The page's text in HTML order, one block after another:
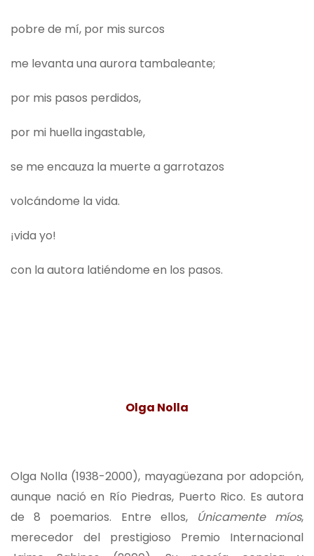
pobre de mí, por mis surcos
me levanta una aurora tambaleante;
por mis pasos perdidos,
por mi huella ingastable,
se me encauza la muerte a garrotazos
volcándome la vida.
¡vida yo!
con la autora latiéndome en los pasos.
Olga Nolla
Olga Nolla (1938-2000), mayagüezana por adopción,
aunque nació en Río Piedras, Puerto Rico. Es autora
de 8 poemarios. Entre ellos, Únicamente míos,
merecedor del prestigioso Premio Internacional